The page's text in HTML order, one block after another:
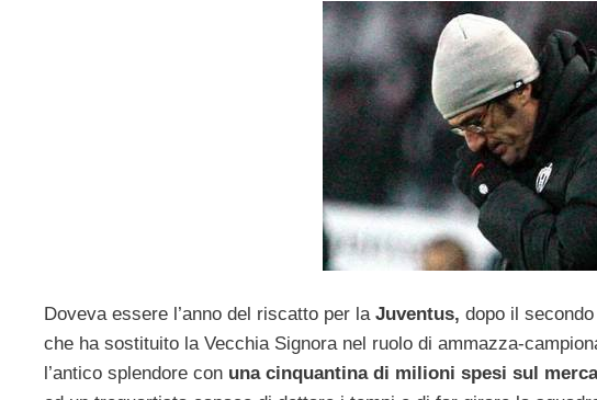
Doveva essere l’anno del riscatto per la Juventus, dopo il
che ha sostituito la Vecchia Signora nel ruolo di ammazza-
l’antico splendore con una cinquantina di milioni spesi sul